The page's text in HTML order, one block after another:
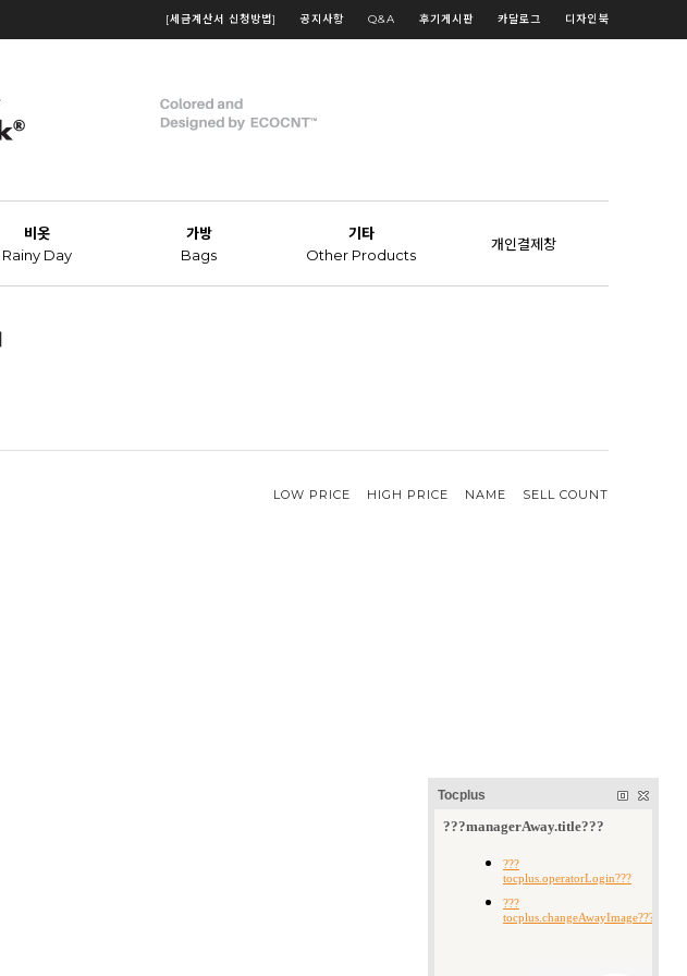
[세금계산서 신청방법] 공지사항 Q&A 후기게시판 카달로그 디자인북
비옷
Rainy Day
가방
Bags
기타
Other Products
개인결제창
LOW PRICE HIGH PRICE NAME SELL COUNT
Tocplus